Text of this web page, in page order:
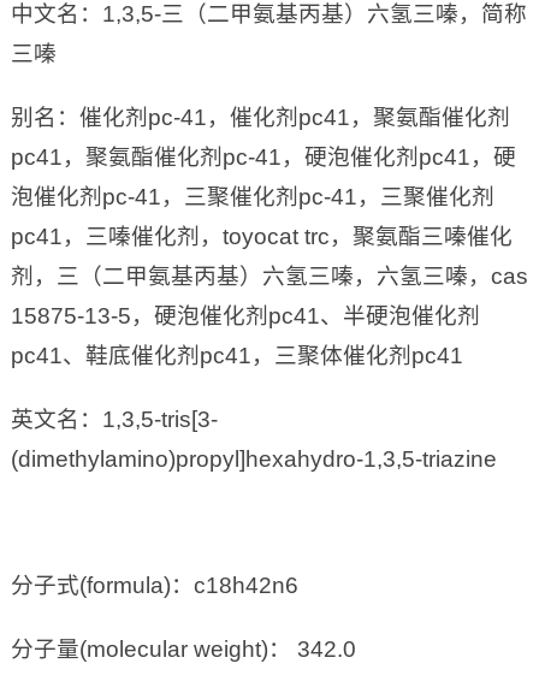
中文名：1,3,5-三（二甲氨基丙基）六氢三嗪，简称
三嗪
别名：催化剂pc-41，催化剂pc41，聚氨酯催化剂
pc41，聚氨酯催化剂pc-41，硬泡催化剂pc41，硬
泡催化剂pc-41，三聚催化剂pc-41，三聚催化剂
pc41，三嗪催化剂，toyocat trc，聚氨酯三嗪催化
剂，三（二甲氨基丙基）六氢三嗪，六氢三嗪，cas
15875-13-5，硬泡催化剂pc41、半硬泡催化剂
pc41、鞋底催化剂pc41，三聚体催化剂pc41
英文名：1,3,5-tris[3-
(dimethylamino)propyl]hexahydro-1,3,5-triazine
分子式(formula)：c18h42n6
分子量(molecular weight)： 342.0